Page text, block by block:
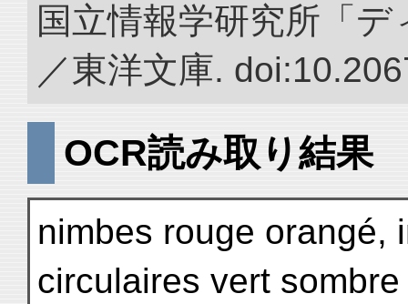
国立情報学研究所「
／東洋文庫.
OCR読み取り結果
nimbes rouge orangé,
circulaires vert